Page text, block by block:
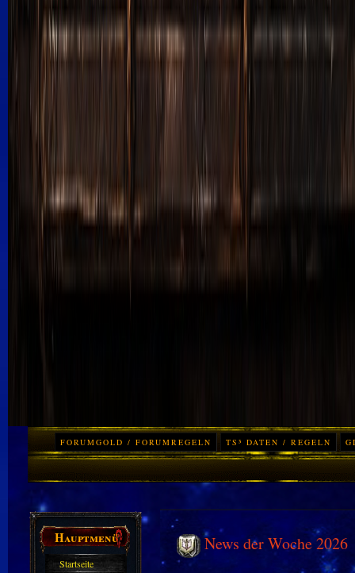
FORUMGOLD / FORUMREGELN TS³ DATEN / REGELN
Hauptmenü
Startseite
News der Woche 2026